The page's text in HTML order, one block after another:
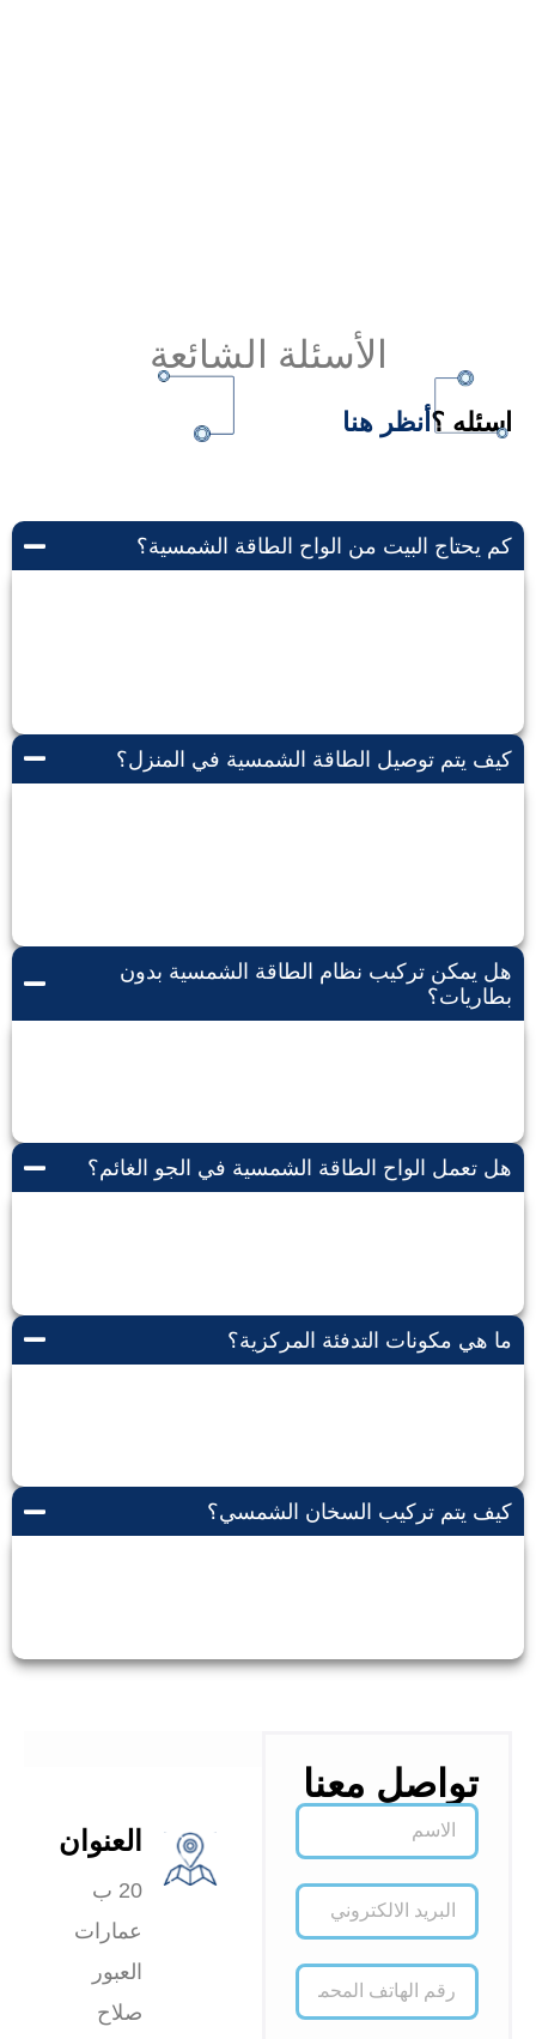
الأسئلة الشائعة
اسئله ؟أنظر هنا
كم يحتاج البيت من الواح الطاقة الشمسية؟
كيف يتم توصيل الطاقة الشمسية في المنزل؟
هل يمكن تركيب نظام الطاقة الشمسية بدون
بطاريات؟
هل تعمل الواح الطاقة الشمسية في الجو الغائم؟
ما هي مكونات التدفئة المركزية؟
كيف يتم تركيب السخان الشمسي؟
تواصل معنا
العنوان
20 ب
عمارات
العبور
صلاح